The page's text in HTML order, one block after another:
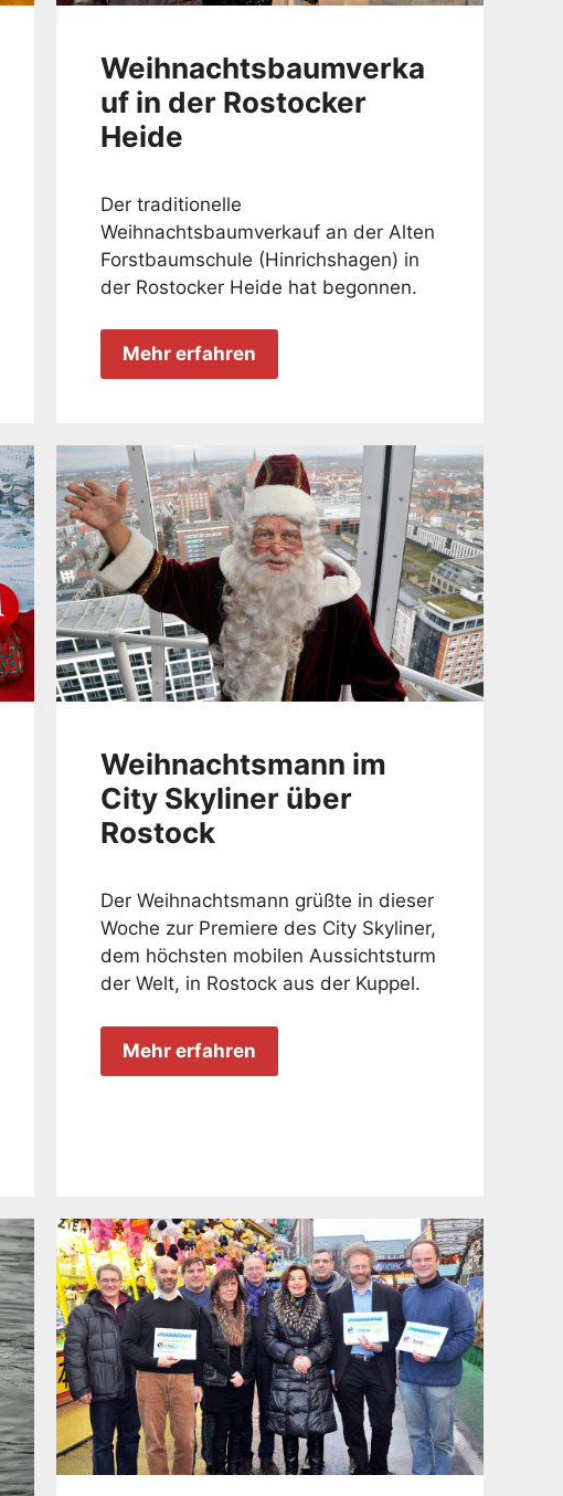
Weihnachtsbaumverka
uf in der Rostocker
Heide
Der traditionelle
Weihnachtsbaumverkauf an der Alten
Forstbaumschule (Hinrichshagen) in
der Rostocker Heide hat begonnen.
Mehr erfahren
Weihnachtsmann im
City Skyliner über
Rostock
Der Weihnachtsmann grüßte in dieser
Woche zur Premiere des City Skyliner,
dem höchsten mobilen Aussichtsturm
der Welt, in Rostock aus der Kuppel.
Mehr erfahren